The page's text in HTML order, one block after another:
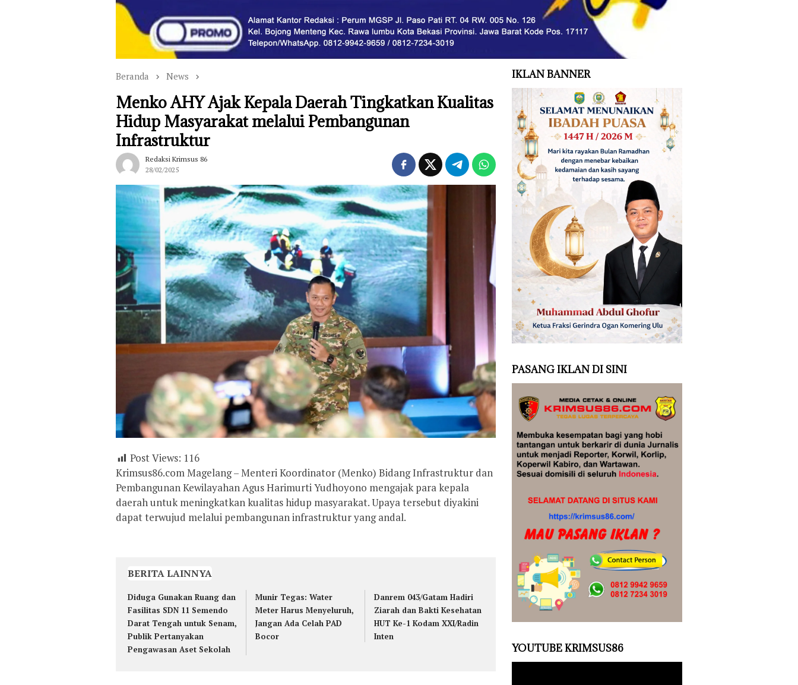
Beranda News
Menko AHY Ajak Kepala Daerah Tingkatkan Kualitas
Hidup Masyarakat melalui Pembangunan
Infrastruktur
Redaksi Krimsus 86
28/02/2025
Post Views: 116
Krimsus86.com Magelang – Menteri Koordinator (Menko) Bidang Infrastruktur dan
Pembangunan Kewilayahan Agus Harimurti Yudhoyono mengajak para kepala
daerah untuk meningkatkan kualitas hidup masyarakat. Upaya tersebut diyakini
dapat terwujud melalui pembangunan infrastruktur yang andal.
BERITA LAINNYA
Diduga Gunakan Ruang dan
Fasilitas SDN 11 Semendo
Darat Tengah untuk Senam,
Publik Pertanyakan
Pengawasan Aset Sekolah
Munir Tegas: Water
Meter Harus Menyeluruh,
Jangan Ada Celah PAD
Bocor
Danrem 043/Gatam Hadiri
Ziarah dan Bakti Kesehatan
HUT Ke-1 Kodam XXI/Radin
Inten
IKLAN BANNER
PASANG IKLAN DI SINI
YOUTUBE KRIMSUS86